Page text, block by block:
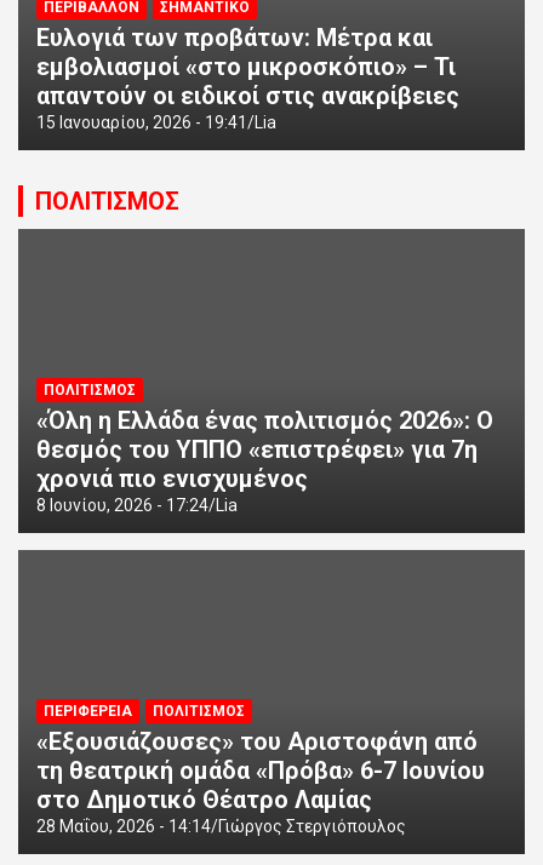
ΠΕΡΙΒΑΛΛΟΝ ΣΗΜΑΝΤΙΚΟ
Ευλογιά των προβάτων: Μέτρα και
εμβολιασμοί «στο μικροσκόπιο» – Τι
απαντούν οι ειδικοί στις ανακρίβειες
15 Ιανουαρίου, 2026 - 19:41 Lia
ΠΟΛΙΤΙΣΜΟΣ
ΠΟΛΙΤΙΣΜΟΣ
«Όλη η Ελλάδα ένας πολιτισμός 2026»: Ο
θεσμός του ΥΠΠΟ «επιστρέφει» για 7η
χρονιά πιο ενισχυμένος
8 Ιουνίου, 2026 - 17:24 Lia
ΠΕΡΙΦΕΡΕΙΑ ΠΟΛΙΤΙΣΜΟΣ
«Εξουσιάζουσες» του Αριστοφάνη από
τη θεατρική ομάδα «Πρόβα» 6-7 Ιουνίου
στο Δημοτικό Θέατρο Λαμίας
28 Μαΐου, 2026 - 14:14 Γιώργος Στεργιόπουλος